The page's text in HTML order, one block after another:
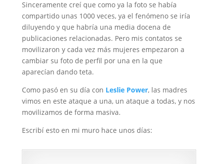
Sinceramente creí que como ya la foto se había
compartido unas 1000 veces, ya el fenómeno se iría
diluyendo y que habría una media docena de
publicaciones relacionadas. Pero mis contatos se
movilizaron y cada vez más mujeres empezaron a
cambiar su foto de perfil por una en la que
aparecían dando teta.
Como pasó en su día con Leslie Power, las madres
vimos en este ataque a una, un ataque a todas, y nos
movilizamos de forma masiva.
Escribí esto en mi muro hace unos días: